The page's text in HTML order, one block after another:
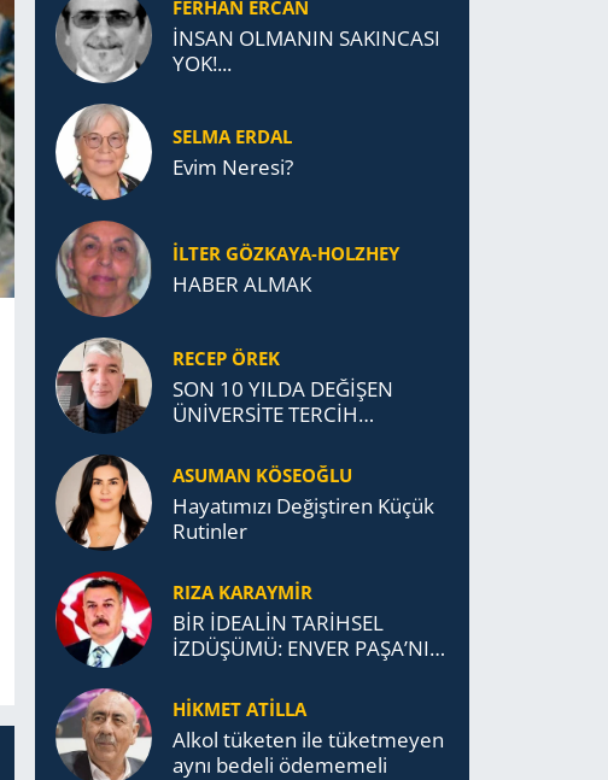
FERHAN ERCAN
İNSAN OLMANIN SAKINCASI
YOK!...
SELMA ERDAL
Evim Neresi?
İLTER GÖZKAYA-HOLZHEY
HABER ALMAK
RECEP ÖREK
SON 10 YILDA DEĞİŞEN
ÜNİVERSİTE TERCİH
ASUMAN KÖSEOĞLU
Ha­ya­tı­mı­zı De­ğiş­ti­ren Küçük
Ru­tin­ler
RIZA KARAYMIR
BİR İDEALİN TARİHSEL
İZDÜŞÜMÜ: ENVER PAŞA’NIN
TÜRK DEVLETLERİ
TEŞKİLATI’NA UZANAN
MİRASI
HİKMET ATİLLA
Alkol tü­ke­ten ile tü­ket­me­yen
aynı be­de­li öde­me­me­li